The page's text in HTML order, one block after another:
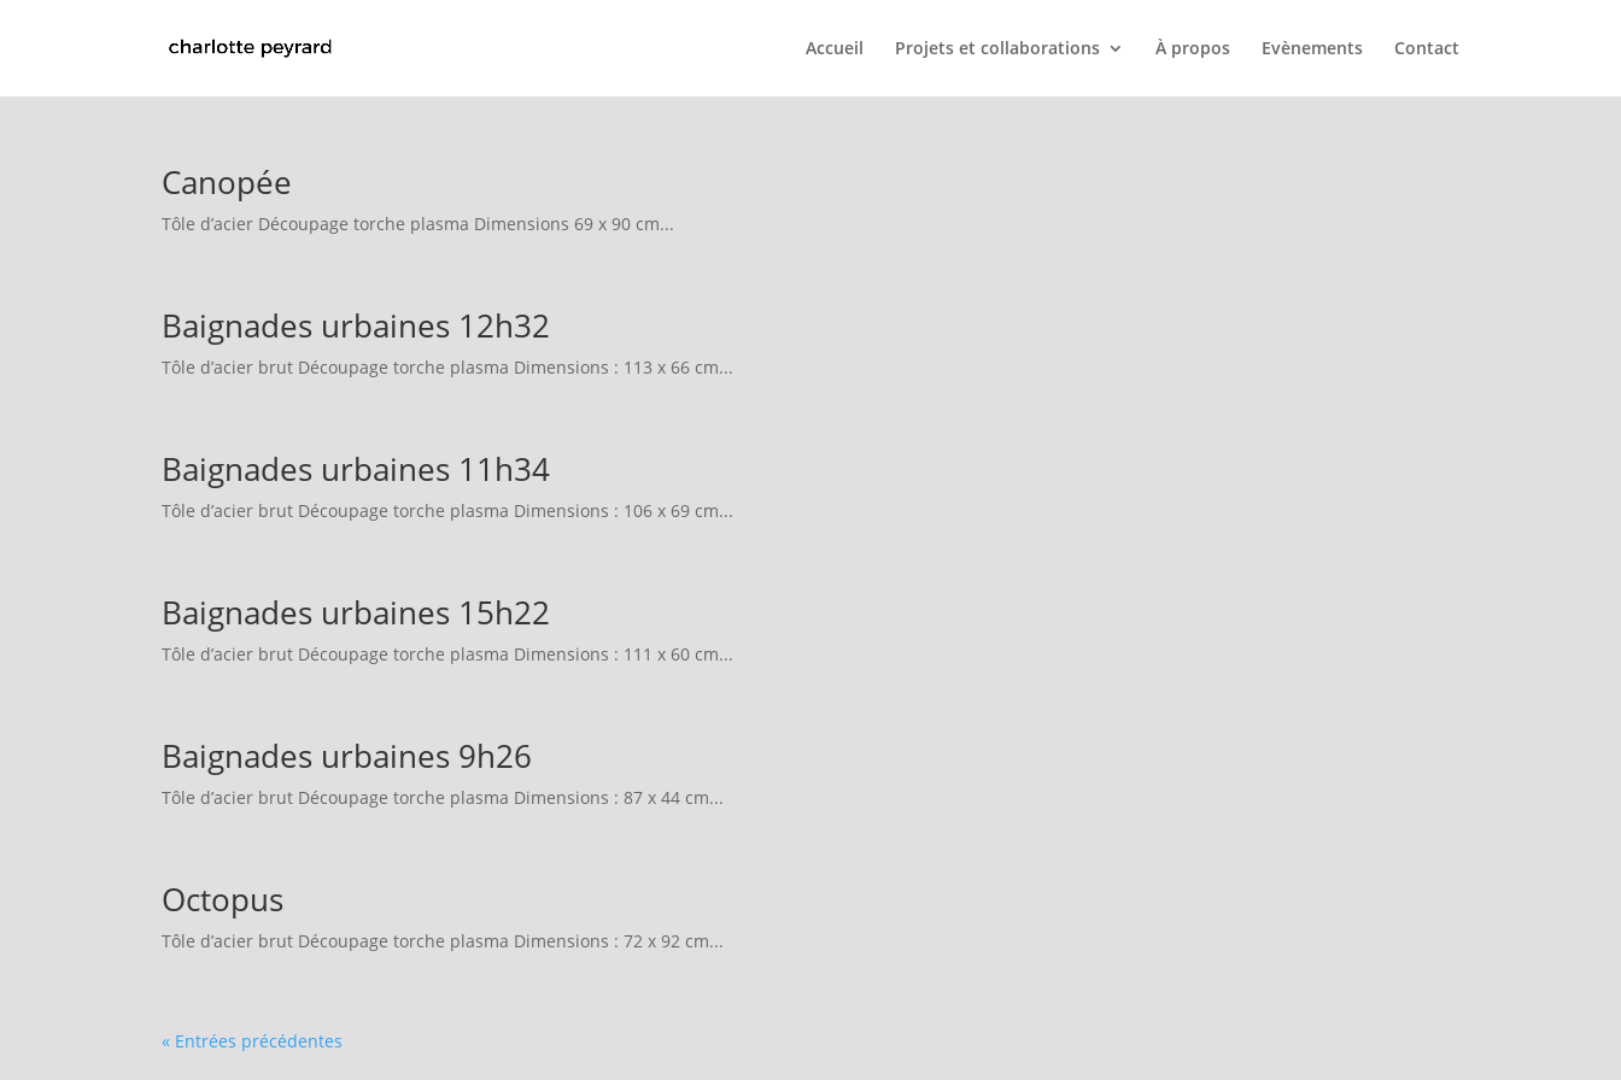
Accueil Projets et collaborations À propos Evènements Contact
Canopée
Tôle d’acier Découpage torche plasma Dimensions 69 x 90 cm...
Baignades urbaines 12h32
Tôle d’acier brut Découpage torche plasma Dimensions : 113 x 66 cm...
Baignades urbaines 11h34
Tôle d’acier brut Découpage torche plasma Dimensions : 106 x 69 cm...
Baignades urbaines 15h22
Tôle d’acier brut Découpage torche plasma Dimensions : 111 x 60 cm...
Baignades urbaines 9h26
Tôle d’acier brut Découpage torche plasma Dimensions : 87 x 44 cm...
Octopus
Tôle d’acier brut Découpage torche plasma Dimensions : 72 x 92 cm...
« Entrées précédentes